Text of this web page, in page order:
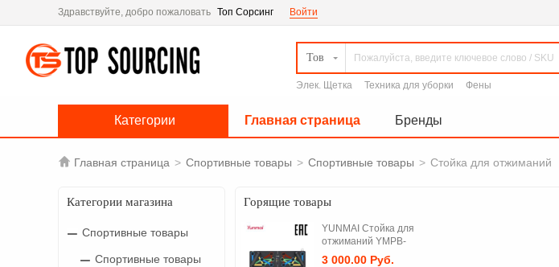
Здравствуйте, добро пожаловать Топ Сорсинг Войти
Тов
Элек. Щетка Техника для уборки Фены
Категории Главная страница Бренды
 Главная страница > Спортивные товары > Спортивные товары > Стойка для отжиманий
Категории магазина
Спортивные товары
Спортивные товары
Горящие товары
YUNMAI Стойка для
отжиманий YMPB-
A601
3 000.00 Руб.